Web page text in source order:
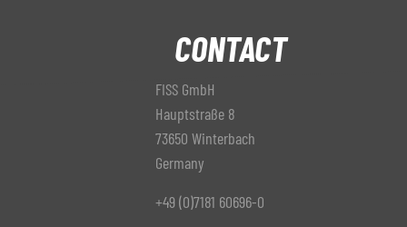
CONTACT
FISS GmbH
Hauptstraße 8
73650 Winterbach
Germany
+49 (0)7181 60696-0